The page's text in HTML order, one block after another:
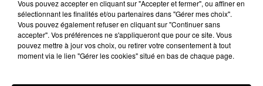
donne d’ores et déjà rendez-vous dans les
prochains jours. En effet, depuis plusieurs
semaines maintenant, il nous laisse en effet croire
àune imminente collaboration avec son ami et
mentor de toujours, à savoir le rappeurLil
Vous pouvez accepter en cliquant sur "Accepter et fermer", ou affiner en
sélectionnant les finalités et/ou partenaires dans "Gérer mes choix".
Vous pouvez également refuser en cliquant sur "Continuer sans
accepter". Vos préférences ne s'appliqueront que pour ce site. Vous
pouvez mettre à jour vos choix, ou retirer votre consentement à tout
moment via le lien "Gérer les cookies" situé en bas de chaque page.